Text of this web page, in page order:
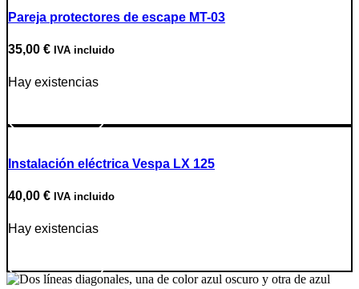
Pareja protectores de escape MT-03
35,00 € IVA incluido
Hay existencias
Instalación eléctrica Vespa LX 125
40,00 € IVA incluido
Hay existencias